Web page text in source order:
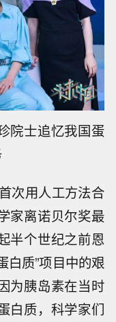
院士追忆我国蛋
次用人工方法合
家离诺贝尔奖最
半个世纪之前恩
白质”项目中的艰
为胰岛素在当时
白质，科学家们